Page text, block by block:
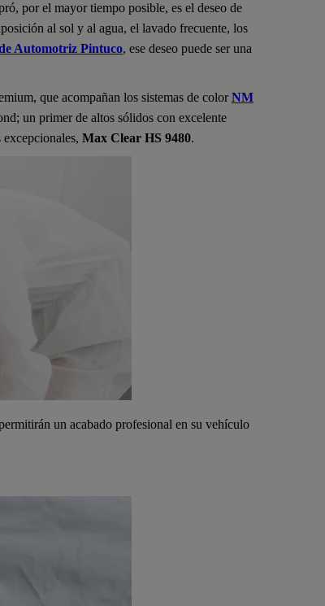
por el mayor tiempo posible, es el deseo de
al sol y al agua, el lavado frecuente, los
Automotriz Pintuco, ese deseo puede ser una
que acompañan los sistemas de colorNM
un primer de altos sólidos con excelente
Max Clear HS 9480.
un acabado profesional en su vehículo